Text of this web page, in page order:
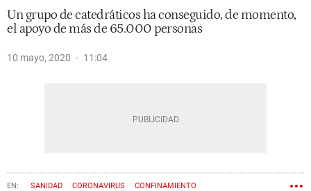
Un grupo de catedráticos ha conseguido, de momento,
el apoyo de más de 65.000 personas
10 mayo, 2020 11:04
SANIDAD CORONAVIRUS CONFINAMIENTO